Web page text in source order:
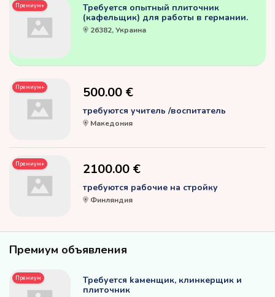
Премиум+
Требуется опытный плиточник
(кафельщик) для работы в германии.
26382, Украина
Премиум+ 500.00 €
требуются учитель /воспитатель
Македония
Премиум+ 2100.00 €
требуются рабочие на стройку
Финляндия
Премиум объявления
Премиум
Требуется kаменщик, клинкерщик и
плиточник